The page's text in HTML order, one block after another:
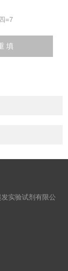
=7
实验试剂有限公